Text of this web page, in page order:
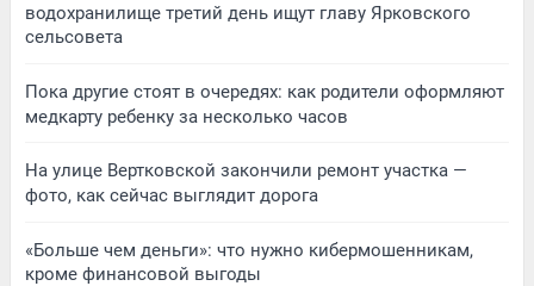
водохранилище третий день ищут главу Ярковского
сельсовета
Пока другие стоят в очередях: как родители оформляют
медкарту ребенку за несколько часов
На улице Вертковской закончили ремонт участка —
фото, как сейчас выглядит дорога
«Больше чем деньги»: что нужно кибермошенникам,
кроме финансовой выгоды